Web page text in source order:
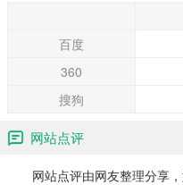
百度
360
搜狗
网站点评
网站点评由网友整理分享，